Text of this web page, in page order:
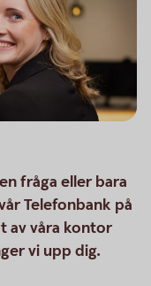
fråga eller bara
Telefonbank på
av våra kontor
vi upp dig.